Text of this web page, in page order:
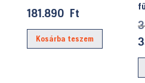
181.890 Ft
Kosárba teszem